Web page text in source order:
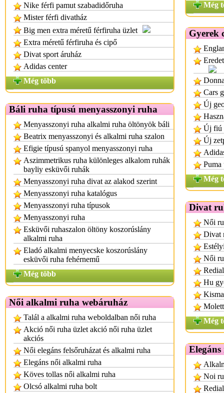
Nike férfi pamut szabadidőruha
Mister férfi divatház
Big men extra méretű férfiruha üzlet
Extra méretű férfiruha és cipő
Divat sport áruház
Adidas center
Még több
Báli ruha típusú menyasszonyi ruha
Menyasszonyi ruha alkalmi ruha öltönyök báli
Beatrix menyasszonyi és alkalmi ruha szalon
Efigie típusú spanyol menyasszonyi ruha
Aszimmetrikus ruha különleges alkalom ruhák
bayliy esküvői ruhák
Menyasszonyi ruha divat az alakod szerint
Menyasszonyi ruha katalógus
Menyasszonyi ruha típusok
Menyasszonyi ruha
Esküvői ruhaszalon öltöny koszorúslány
alkalmi ruha
Eladó alkalmi menyecske koszorúslány
esküvői ruha fehérnemű
Még több
Női alkalmi ruha webáruház
Talál a alkalmi ruha weboldalban női ruha
Akció női ruha üzlet akció női ruha üzlet
akciós
Női elegáns felsőruházat és alkalmi ruha
Elegáns női alkalmi ruha
Köves tollas női alkalmi ruha
Olcsó alkalmi ruha bolt
Még
Gyerek
Cars
Új
Új fiú
Új
Még
Divat
Női
Divat
Női
Hu
Még
Noi